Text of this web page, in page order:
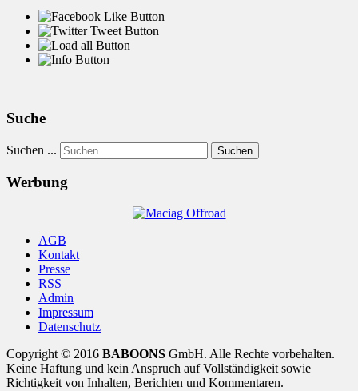
Suche
Suchen ... Suchen
Werbung
AGB
Kontakt
Presse
RSS
Admin
Impressum
Datenschutz
Copyright © 2016 BABOONS GmbH. Alle Rechte vorbehalten.
Keine Haftung und kein Anspruch auf Vollständigkeit sowie
Richtigkeit von Inhalten, Berichten und Kommentaren.